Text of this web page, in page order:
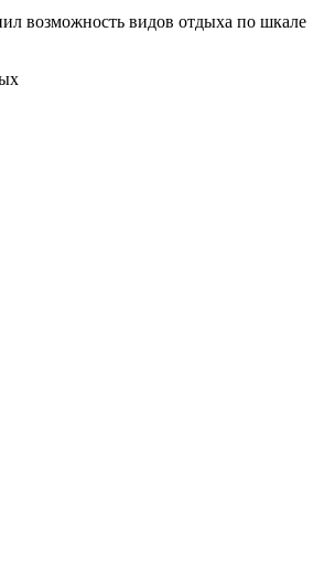
возможность видов отдыха по шкале